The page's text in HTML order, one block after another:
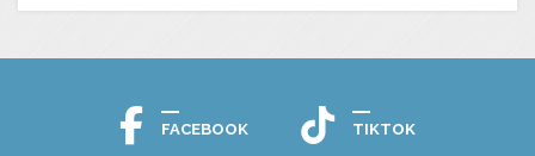
FACEBOOK TIKTOK